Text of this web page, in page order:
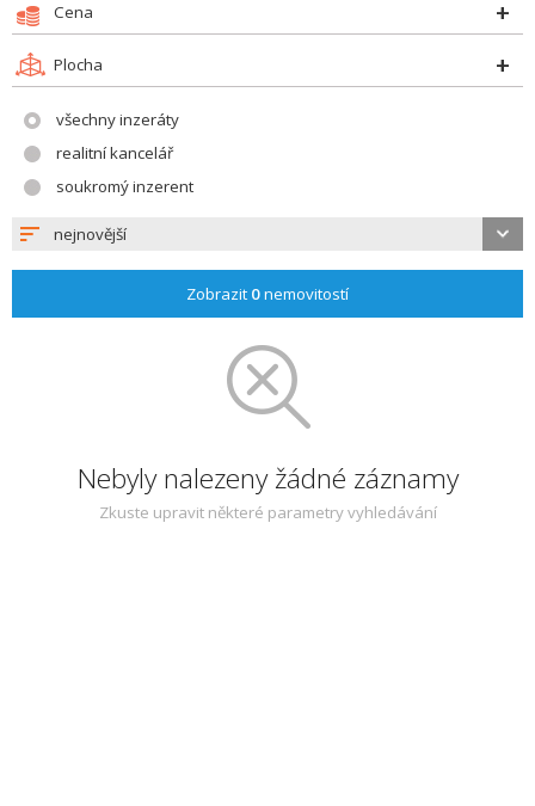
Cena
Plocha
všechny inzeráty
realitní kancelář
soukromý inzerent
nejnovější
Zobrazit 0nemovitostí
Nebyly nalezeny žádné záznamy
Zkuste upravit některé parametry vyhledávání